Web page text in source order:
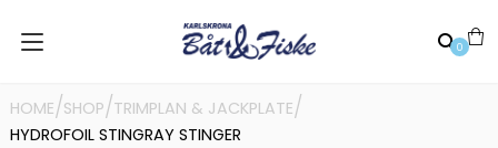
0
HOME/SHOP/TRIMPLAN & JACKPLATE/
HYDROFOIL STINGRAY STINGER